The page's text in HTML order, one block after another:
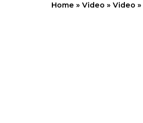
Home » Video » Video »